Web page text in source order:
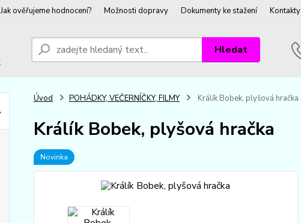
Jak ověřujeme hodnocení? Možnosti dopravy Dokumenty ke stažení Kontakty
Hledat
Úvod POHÁDKY, VEČERNÍČKY, FILMY Králík Bobek, plyšová hračka
Králík Bobek, plyšová hračka
Novinka